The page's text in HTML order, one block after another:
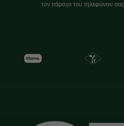
τον πάροχο του τηλεφώνου σας.